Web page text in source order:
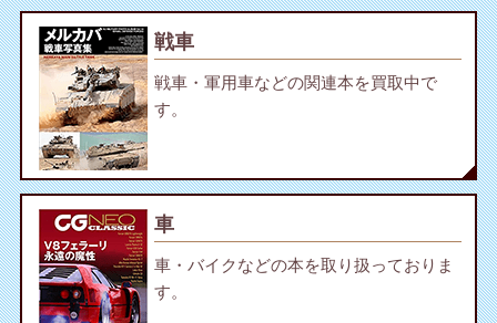
戦車
戦車・軍用車などの関連本を買取中で
す。
車
車・バイクなどの本を取り扱っておりま
す。